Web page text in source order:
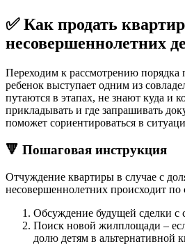
✅ Как продать
несовершеннолетних
Переходим к рассмотрению порядка
ребенок выступает одним из
путаются в этапах, не знают куда и
прикладывать и где запрашивать
поможет сориентироваться в
🔻 Пошаговая инструкция
Отчуждение квартиры в случае с
несовершеннолетних происходит
Обсуждение будущей сделки с
Поиск новой жилплощади –
долю детям в альтернативной